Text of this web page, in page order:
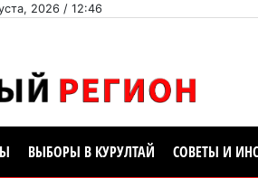
2026 / 12:46
ВЫБОРЫ В КУРУЛТАЙ СОВЕТЫ И